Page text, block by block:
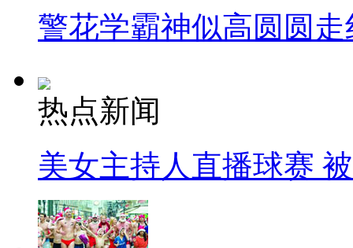
警花学霸神似高圆圆走
热点新闻
美女主持人直播球赛